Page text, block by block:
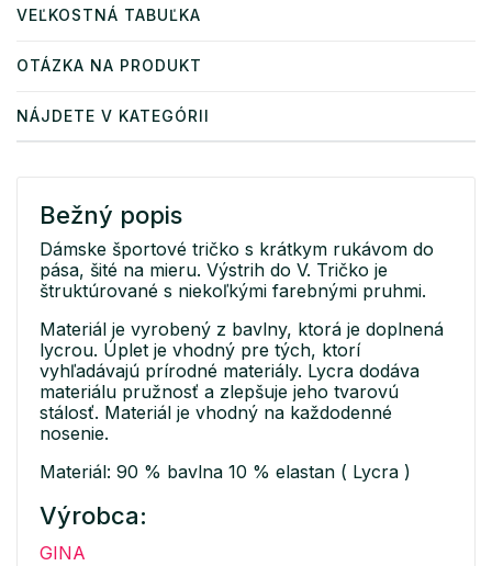
VEĽKOSTNÁ TABUĽKA
OTÁZKA NA PRODUKT
NÁJDETE V KATEGÓRII
Bežný popis
Dámske športové tričko s krátkym rukávom do
pása, šité na mieru. Výstrih do V. Tričko je
štruktúrované s niekoľkými farebnými pruhmi.
Materiál je vyrobený z bavlny, ktorá je doplnená
lycrou. Úplet je vhodný pre tých, ktorí
vyhľadávajú prírodné materiály. Lycra dodáva
materiálu pružnosť a zlepšuje jeho tvarovú
stálosť. Materiál je vhodný na každodenné
nosenie.
Materiál: 90 % bavlna 10 % elastan ( Lycra )
Výrobca:
GINA